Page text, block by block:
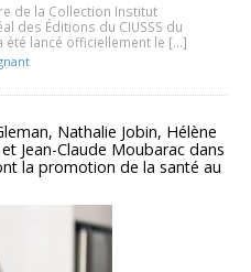
de la Collection Institut
des Éditions du CIUSSS du
été lancé officiellement le […]
Nathalie Jobin, Hélène
Jean-Claude Moubarac dans
la promotion de la santé au